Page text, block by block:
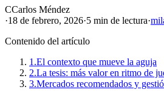
CCarlos Méndez
·18 de febrero, 2026·5 min de lectura·
Contenido del artículo
1.El contexto que mueve la aguja
2.La tesis: más valor en ritmo de
3.Mercados recomendados y